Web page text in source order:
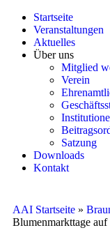
Startseite
Veranstaltungen
Aktuelles
Über uns
Mitglied
Verein
Satzung
Downloads
Kontakt
AAI Startseite »
Blumenmarkttage